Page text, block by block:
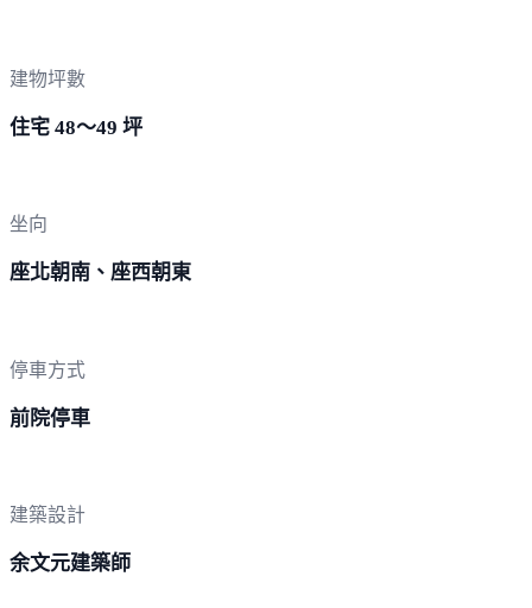
建物坪數
住宅 48～49 坪
坐向
座北朝南、座西朝東
停車方式
前院停車
建築設計
余文元建築師